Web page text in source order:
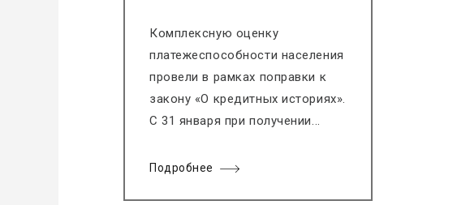
Комплексную оценку
платежеспособности населения
провели в рамках поправки к
закону «О кредитных историях».
С 31 января при получении...
Подробнее